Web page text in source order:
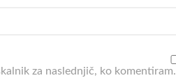
za naslednjič, ko komentiram.